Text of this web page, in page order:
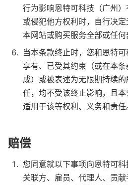
行为影响恩特可科技（广州）
或侵犯他方权利时，自行决
本网站或购买服务全部或任何
当本条款终止时，您和恩特
享有、已受其约束（或在本
成）或被表述为无限期持续
任，均不受该终止影响，且
适用于该等权利、义务和责任
赔偿
您同意就以下事项向恩特可
关联方、雇员、代理人、贡